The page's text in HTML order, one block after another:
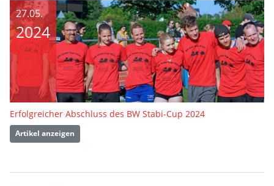
27.05.
2024
Erfolgreicher Abschluss des BW Stabi-Cup 2024
Artikel anzeigen